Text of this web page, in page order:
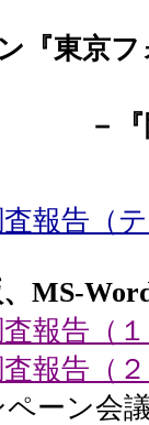
ン『東京
差別
報告（
、MS-
報告（
報告（
ペーン会